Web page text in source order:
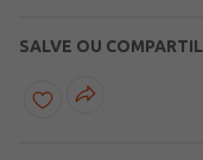
bolsos frontais
proporcionando mais
peça confortável e
SALVE OU